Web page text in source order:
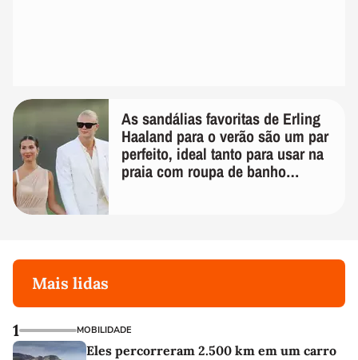
As sandálias favoritas de Erling
Haaland para o verão são um par
perfeito, ideal tanto para usar na
praia com roupa de banho
Mais lidas
1 MOBILIDADE
Eles percorreram 2.500 km em um carro